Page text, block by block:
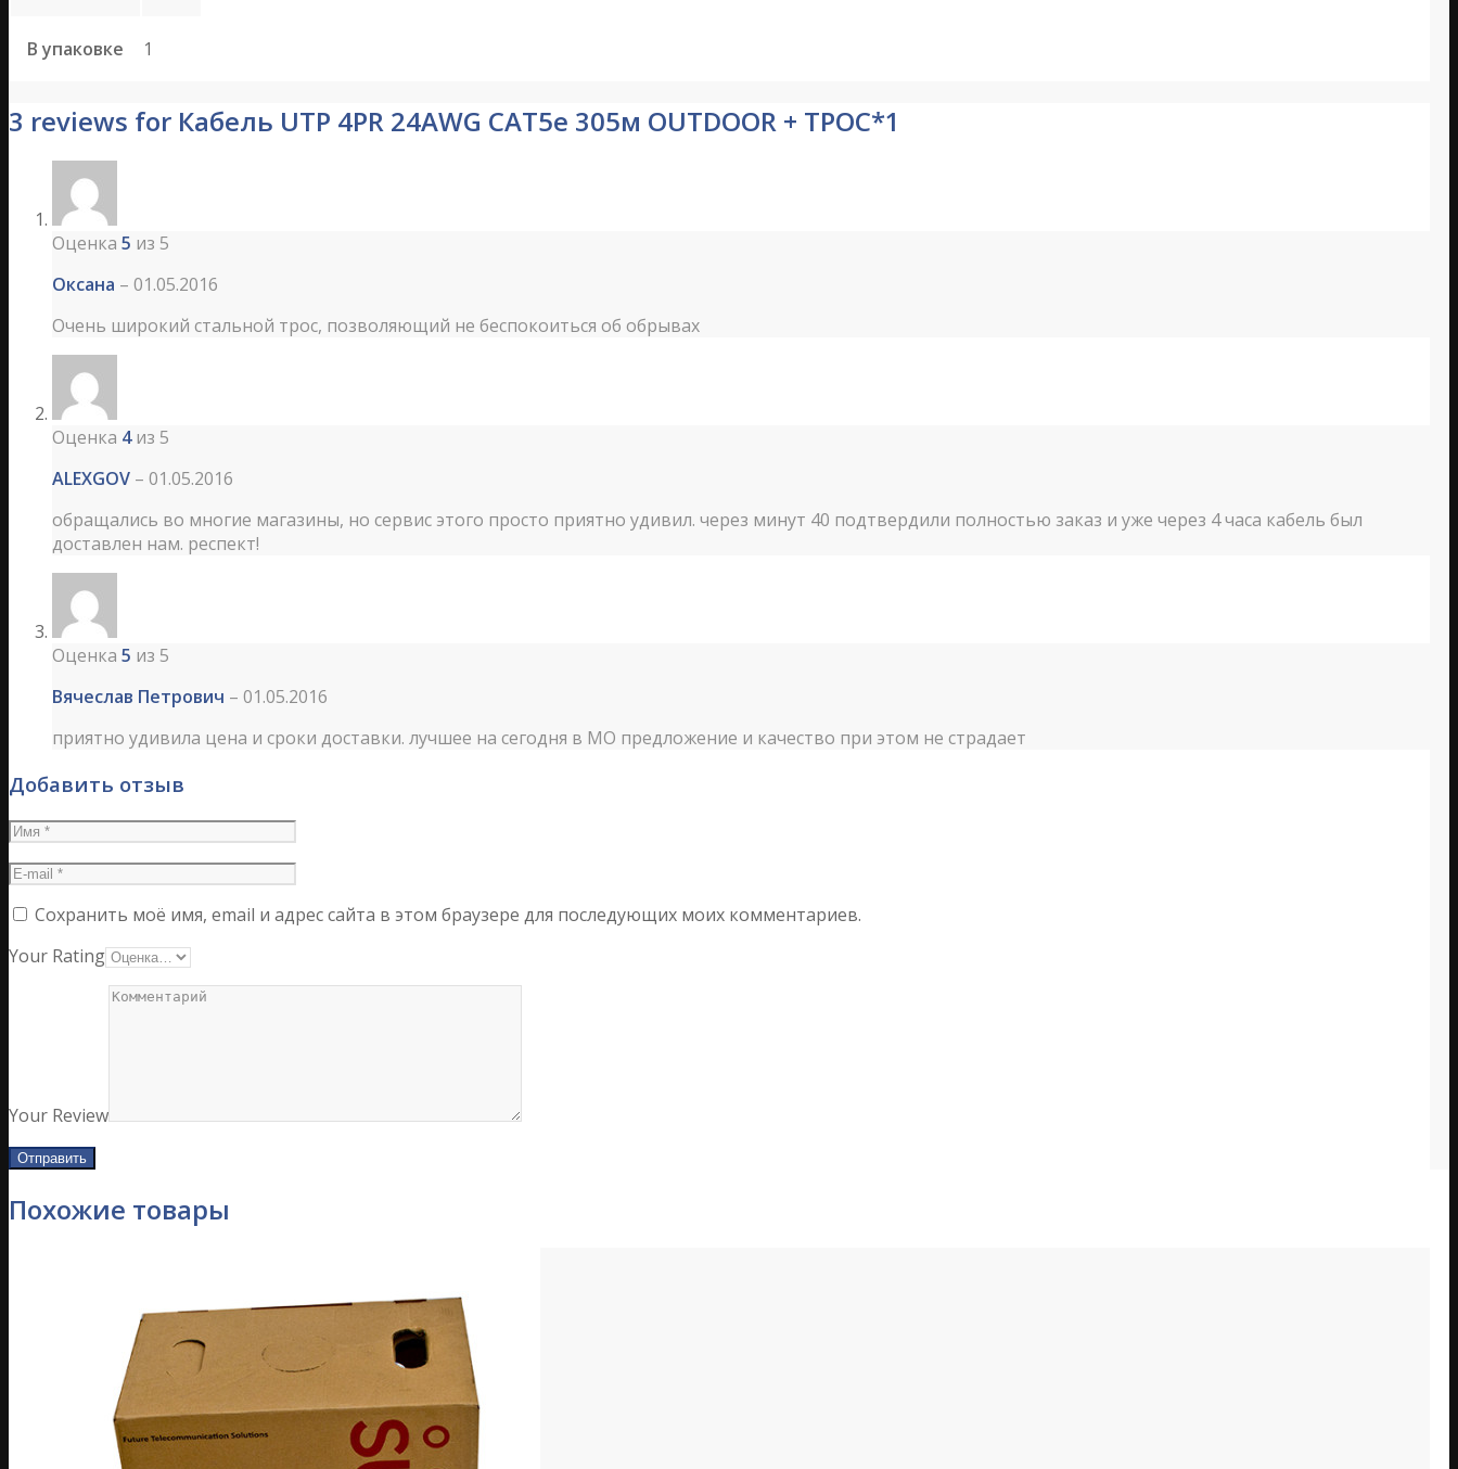
В упаковке 1
3 reviews for Кабель UTP 4PR 24AWG CAT5e 305м OUTDOOR + ТРОС*1
Оценка 5 из 5
Оксана – 01.05.2016
Очень широкий стальной трос, позволяющий не беспокоиться об обрывах
Оценка 4из 5
ALEXGOV – 01.05.2016
обращались во многие магазины, но сервис этого просто приятно удивил. через минут 40 подтвердили полностью заказ и уже через 4 часа кабель был
доставлен нам. респект!
Оценка 5 из 5
Вячеслав Петрович – 01.05.2016
приятно удивила цена и сроки доставки. лучшее на сегодня в МО предложение и качество при этом не страдает
Добавить отзыв
Сохранить моё имя, email и адрес сайта в этом браузере для последующих моих комментариев.
Your Rating
Your Review
Похожие товары